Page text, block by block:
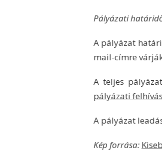
Pályázati
A pályázat
mail-címre
A teljes
pályázati
A pályázat
Kép forrása: